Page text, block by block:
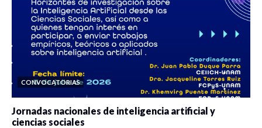
CONVOCATORIAS
Jornadas nacionales de inteligencia artificial y
ciencias sociales